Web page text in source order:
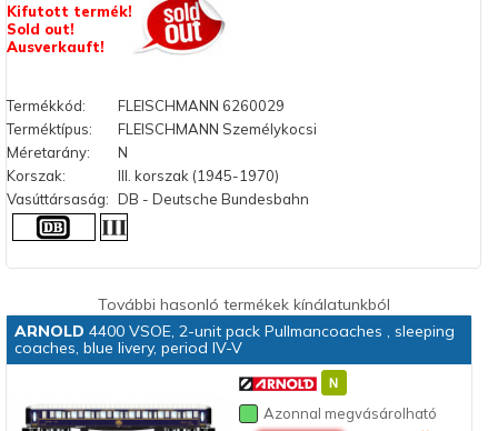
Kifutott termék!
Sold out!
Ausverkauft!
Termékkód:
FLEISCHMANN 6260029
Terméktípus:
FLEISCHMANN Személykocsi
Méretarány:
N
Korszak:
III. korszak (1945-1970)
Vasúttársaság: DB - Deutsche Bundesbahn
További hasonló termékek kínálatunkból
ARNOLD 4400 VSOE, 2-unit pack Pullmancoaches , sleeping
coaches, blue livery, period IV-V
Azonnal megvásárolható